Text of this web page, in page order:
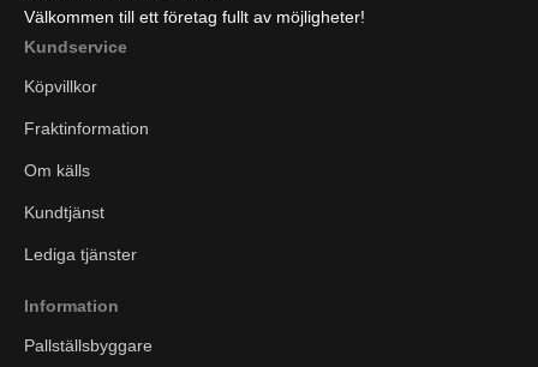
Välkommen till ett företag fullt av möjligheter!
Kundservice
Köpvillkor
Fraktinformation
Om källs
Kundtjänst
Lediga tjänster
Information
Pallställsbyggare